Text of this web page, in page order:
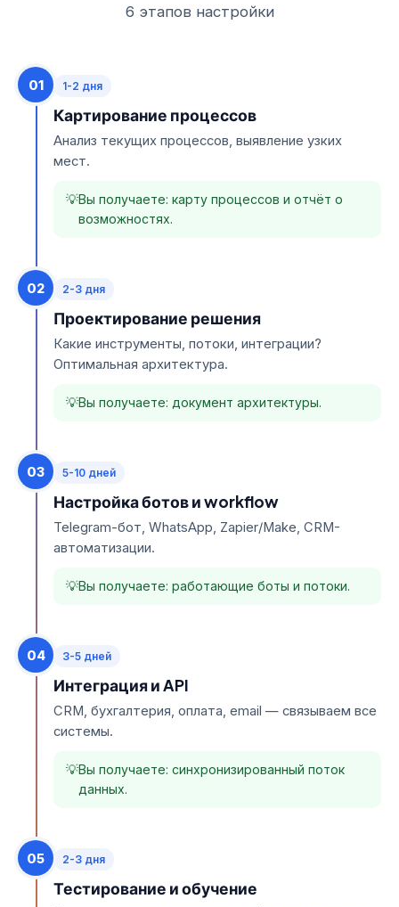
6 этапов настройки
01 1-2 дня
Картирование процессов
Анализ текущих процессов, выявление узких
мест.
Вы получаете: карту процессов и отчёт о
возможностях.
02 2-3 дня
Проектирование решения
Какие инструменты, потоки, интеграции?
Оптимальная архитектура.
Вы получаете: документ архитектуры.
03 5-10 дней
Настройка ботов и workflow
Telegram-бот, WhatsApp, Zapier/Make, CRM-
автоматизации.
Вы получаете: работающие боты и потоки.
04 3-5 дней
Интеграция и API
CRM, бухгалтерия, оплата, email — связываем все
системы.
Вы получаете: синхронизированный поток
данных.
05 2-3 дня
Тестирование и обучение